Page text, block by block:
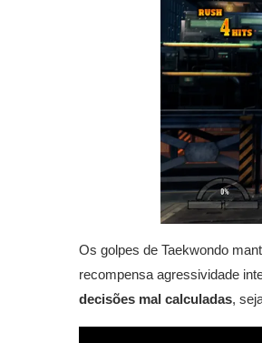
Os golpes de Taekwondo
recompensa agressividade
decisões mal calculadas,